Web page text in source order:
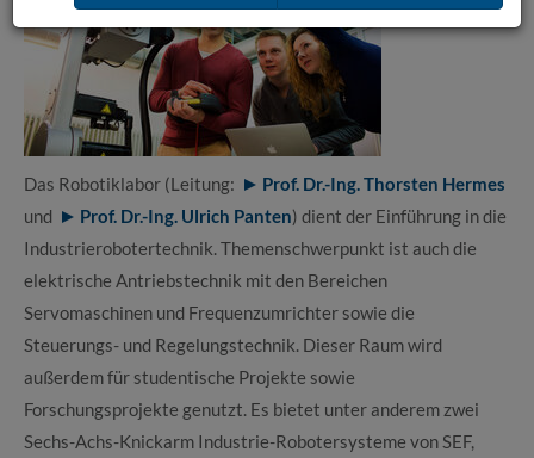
Das Robotiklabor (Leitung:
Prof. Dr.-Ing. Thorsten Hermes
und
Prof. Dr.-Ing. Ulrich Panten) dient der Einführung in die
Industrierobotertechnik. Themenschwerpunkt ist auch die
elektrische Antriebstechnik mit den Bereichen
Servomaschinen und Frequenzumrichter sowie die
Steuerungs- und Regelungstechnik. Dieser Raum wird
außerdem für studentische Projekte sowie
Forschungsprojekte genutzt. Es bietet unter anderem zwei
Sechs-Achs-Knickarm Industrie-Robotersysteme von SEF,